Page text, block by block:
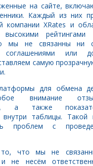
на сайте,
Каждый из них
компании XRates и
рейтингами
мы не связанны ни
соглашениями или
самую
для обмена
внимание
а также
таблицы. Такой
проблем с
что мы не
не несём